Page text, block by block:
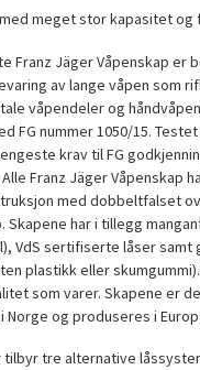
meget stor kapasitet og
Franz Jäger Våpenskap er
av lange våpen som
våpendeler og
FG nummer 1050/15.
krav til FG
Franz Jäger Våpenskap
med dobbeltfalset
Skapene har i tillegg
VdS sertifiserte låser samt
plastikk eller
som varer. Skapene er
Norge og produseres i
tilbyr tre alternative